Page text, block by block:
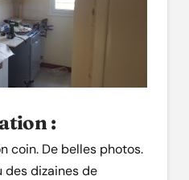
:
coin. De belles photos.
des dizaines de